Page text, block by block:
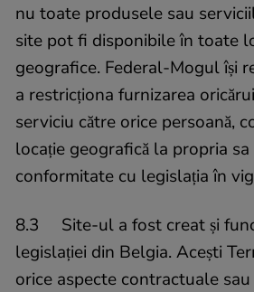
nu toate produsele sau
site pot fi disponibile în toate
geografice. Federal-Mogul își
a restricționa furnizarea
serviciu către orice persoană,
locație geografică la propria sa
conformitate cu legislația în
8.3 Site-ul a fost creat și
legislației din Belgia. Acești
orice aspecte contractuale